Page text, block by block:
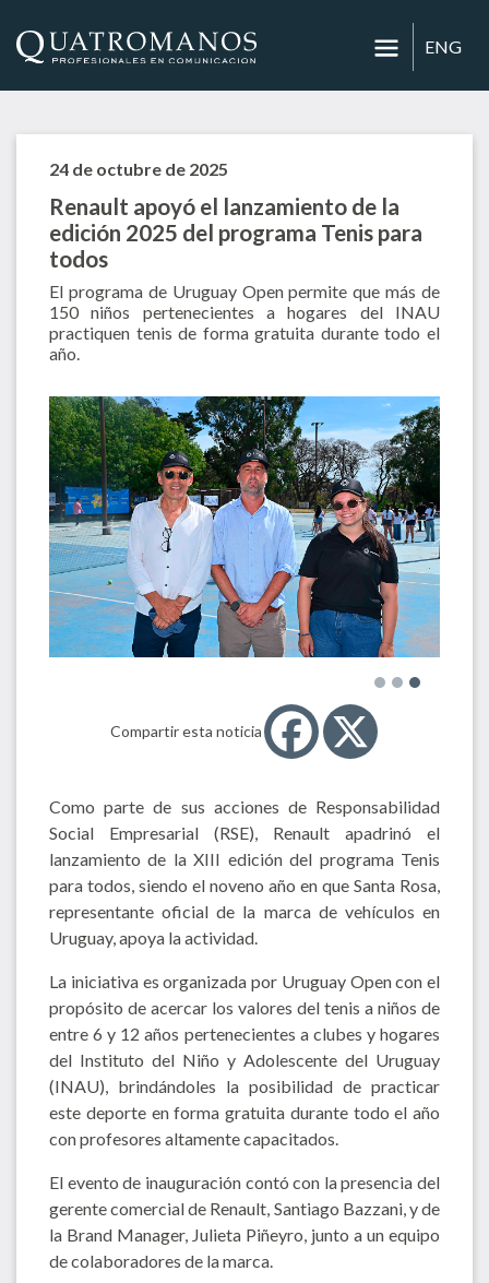
ENG
24 de octubre de 2025
Renault apoyó el lanzamiento de la
edición 2025 del programa Tenis para
todos
El programa de Uruguay Open permite que más de
150 niños pertenecientes a hogares del INAU
practiquen tenis de forma gratuita durante todo el
año.
Compartir esta noticia
Como parte de sus acciones de Responsabilidad
Social Empresarial (RSE), Renault apadrinó el
lanzamiento de la XIII edición del programa Tenis
para todos, siendo el noveno año en que Santa Rosa,
representante oficial de la marca de vehículos en
Uruguay, apoya la actividad.
La iniciativa es organizada por Uruguay Open con el
propósito de acercar los valores del tenis a niños de
entre 6 y 12 años pertenecientes a clubes y hogares
del Instituto del Niño y Adolescente del Uruguay
(INAU), brindándoles la posibilidad de practicar
este deporte en forma gratuita durante todo el año
con profesores altamente capacitados.
El evento de inauguración contó con la presencia del
gerente comercial de Renault, Santiago Bazzani, y de
la Brand Manager, Julieta Piñeyro, junto a un equipo
de colaboradores de la marca.